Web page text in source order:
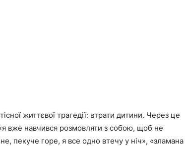
життєвої трагедії: втрати дитини. Через це
вже навчився розмовляти з собою, щоб не
пекуче горе, я все одно втечу у ніч», «зламана